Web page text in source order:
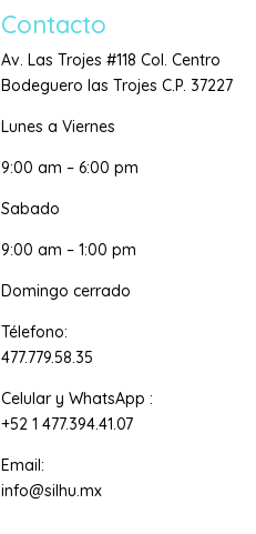
Contacto
Av. Las Trojes #118 Col. Centro
Bodeguero las Trojes C.P. 37227
Lunes a Viernes
9:00 am – 6:00 pm
Sabado
9:00 am – 1:00 pm
Domingo cerrado
Télefono:
477.779.58.35
Celular y WhatsApp :
+52 1 477.394.41.07
Email:
info@silhu.mx